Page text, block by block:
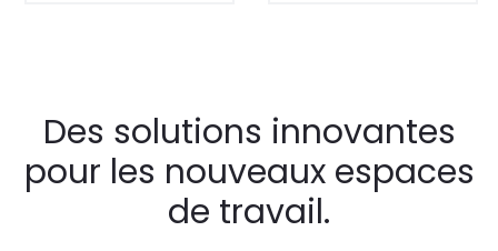
Des solutions innovantes
pour les nouveaux espaces
de travail.